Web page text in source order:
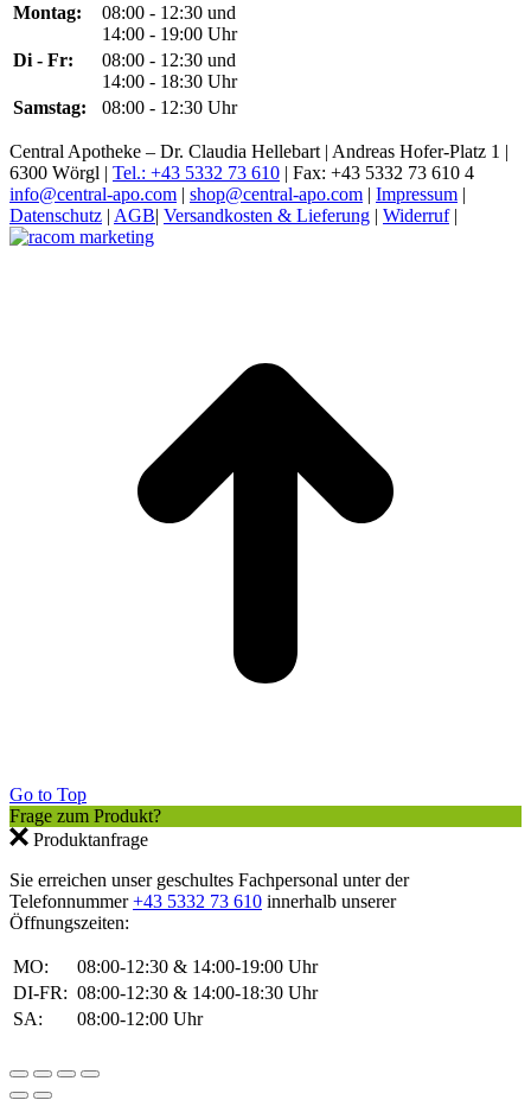
Montag:
08:00 - 12:30 und
14:00 - 19:00 Uhr
Di - Fr:
08:00 - 12:30 und
14:00 - 18:30 Uhr
Samstag:
08:00 - 12:30 Uhr
Central Apotheke – Dr. Claudia Hellebart | Andreas Hofer-Platz 1 |
6300 Wörgl | Tel.: +43 5332 73 610 | Fax: +43 5332 73 610 4
info@central-apo.com | shop@central-apo.com | Impressum |
Datenschutz | AGB| Versandkosten & Lieferung | Widerruf|
Go to Top
Frage zum Produkt?
Produktanfrage
Sie erreichen unser geschultes Fachpersonal unter der
Telefonnummer+43 5332 73 610 innerhalb unserer
Öffnungszeiten:
MO:
08:00-12:30 & 14:00-19:00 Uhr
DI-FR: 08:00-12:30 & 14:00-18:30 Uhr
SA:
08:00-12:00 Uhr